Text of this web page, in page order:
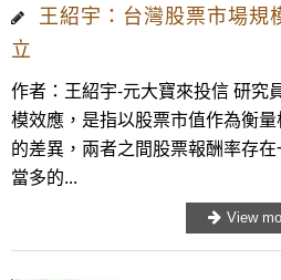
王紹宇：台灣股票市場規
立
作者：王紹宇-元大寶來投信 研究
模效應，是指以股票市值作為衡
的差異，兩者之間股票報酬率存
當多的...